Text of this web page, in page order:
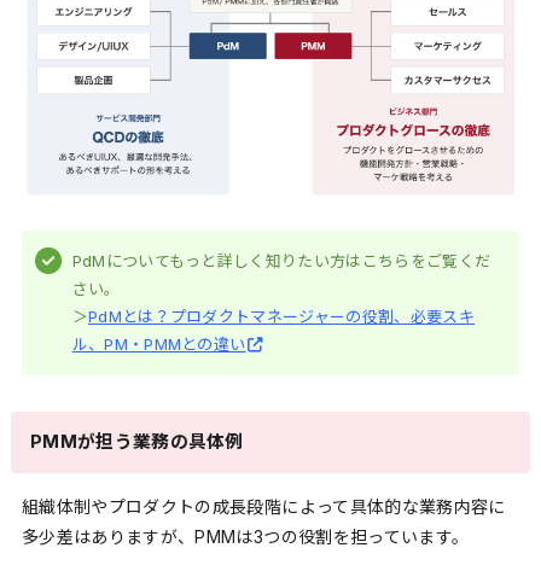
PdMについてもっと詳しく知りたい方はこちらをご覧くだ
さい。
＞PdMとは？プロダクトマネージャーの役割、必要スキ
ル、PM・PMMとの違い
PMMが担う業務の具体例
組織体制やプロダクトの成長段階によって具体的な業務内容に
多少差はありますが、PMMは3つの役割を担っています。